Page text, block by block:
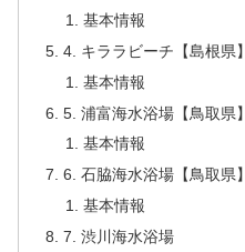
基本情報
4. キララビーチ【島根県】
基本情報
5. 浦富海水浴場【鳥取県】
基本情報
6. 石脇海水浴場【鳥取県】
基本情報
7. 渋川海水浴場